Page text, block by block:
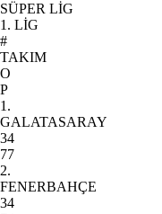
SÜPER LİG
1. LİG
#
TAKIM
O
P
1.
GALATASARAY
34
77
2.
FENERBAHÇE
34